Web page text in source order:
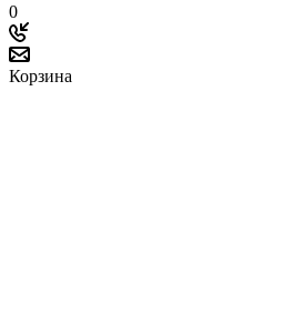
0
Корзина